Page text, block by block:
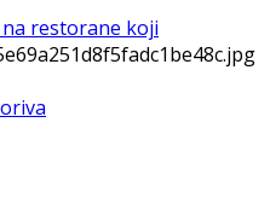
restorane koji